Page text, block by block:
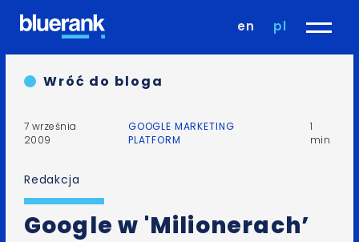
en pl
Wróć do bloga
7 września
2009
GOOGLE MARKETING
PLATFORM
1
min
Redakcja
Google w 'Milionerach’